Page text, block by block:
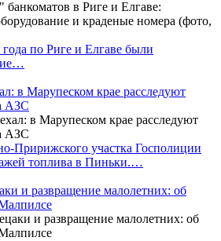
по Риге и Елгаве были
в Марупеском крае расследуют
АЗС
Пририжского участка Госполиции
топлива в Пиньки.…
и развращение малолетних: об